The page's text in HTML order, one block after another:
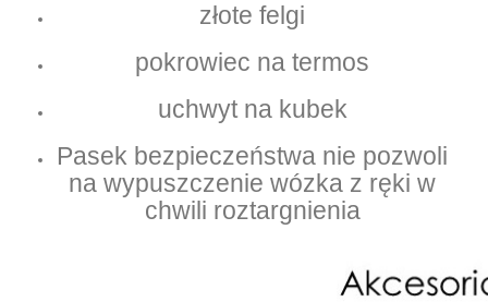
złote felgi
pokrowiec na termos
uchwyt na kubek
Pasek bezpieczeństwa nie pozwoli
na wypuszczenie wózka z ręki w
chwili roztargnienia